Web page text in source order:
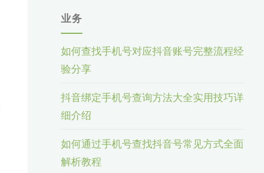
业务
如何查找手机号对应抖音账号完整流程经
验分享
抖音绑定手机号查询方法大全实用技巧详
细介绍
如何通过手机号查找抖音号常见方式全面
解析教程